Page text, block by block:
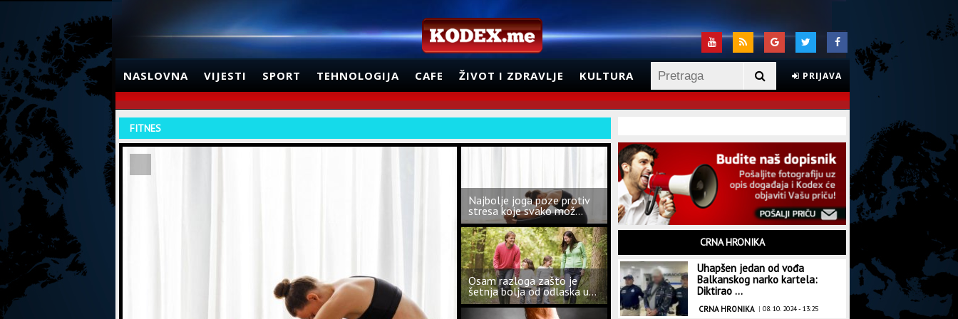
NASLOVNA VIJESTI SPORT TEHNOLOGIJA CAFE ŽIVOT I ZDRAVLJE KULTURA PRIJAVA
FITNES
Najbolje joga poze protiv
stresa koje svako mož...
Osam razloga zašto je
šetnja bolja od odlaska u...
CRNA HRONIKA
Uhapšen jedan od vođa
Balkanskog narko kartela:
Diktirao ...
CRNA HRONIKA| 08. 10. 2024 - 13:25